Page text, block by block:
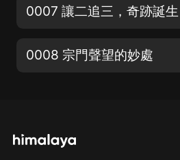
0007 讓二追三，奇跡誕生
0008 宗門聲望的妙處